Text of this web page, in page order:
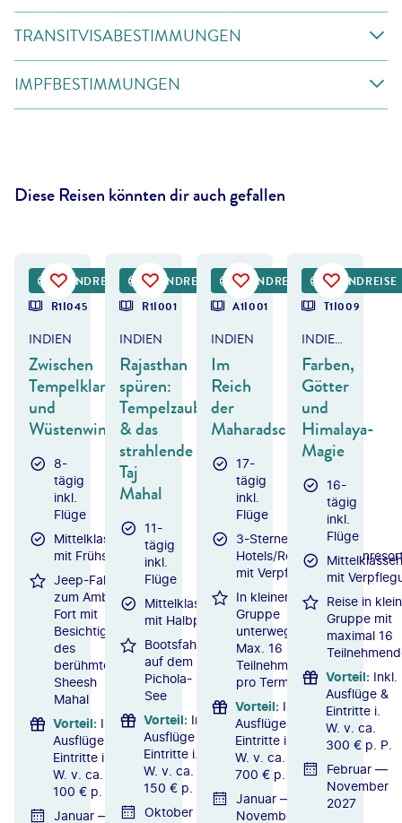
TRANSITVISABESTIMMUNGEN
IMPFBESTIMMUNGEN
Diese Reisen könnten dir auch gefallen
RUNDREISE
R1I045
INDIEN
Zwischen
Tempelklang
und
Wüstenwind
8-
tägig
inkl.
Flüge
Mittelklassehotels
mit Frühstück
Jeep-Fahrt
zum Amber
Fort mit
Besichtigung
des
berühmten
Sheesh
Mahal
Vorteil: Inkl.
Ausflüge &
Eintritte i.
W. v. ca.
100 € p. P.
Januar —
RUNDREISE
R1I001
INDIEN
Rajasthan
spüren:
Tempelzauber
& das
strahlende
Taj
Mahal
11-
tägig
inkl.
Flüge
Mittelklassehotels
mit Halbpension
Bootsfahrt
auf dem
Pichola-
See
Vorteil: Inkl.
Ausflüge &
Eintritte i.
W. v. ca.
150 € p. P.
Oktober
RUNDREISE
A1I001
INDIEN
Im
Reich
der
Maharadschas
17-
tägig
inkl.
Flüge
3-Sterne-
Hotels/Resorts/
mit Verpflegung
In kleiner
Gruppe
unterwegs:
Max. 16
Teilnehmer
pro Termin
Vorteil: Inkl.
Ausflüge &
Eintritte i.
W. v. ca.
700 € p. P.
Januar —
November
RUNDREISE
T1I009
INDIEN & NEPAL
Farben,
Götter
und
Himalaya-
Magie
16-
tägig
inkl.
Flüge
mit
Reise in
Gruppe mit
maximal 16
Vorteil: Inkl.
Ausflüge &
Eintritte i.
W. v. ca.
300 € p. P.
Februar —
November
2027